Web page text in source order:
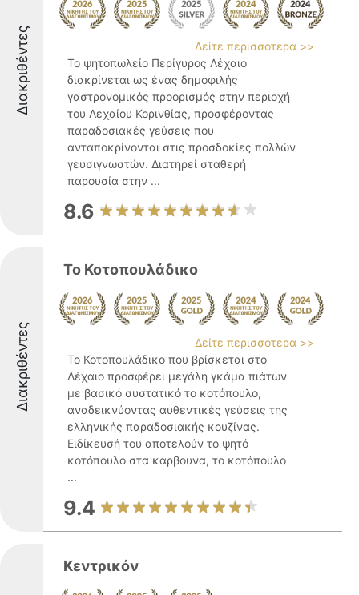
Διακριθέντες
Δείτε περισσότερα >>
Το ψητοπωλείο Περίγυρος Λέχαιο
διακρίνεται ως ένας δημοφιλής
γαστρονομικός προορισμός στην περιοχή
του Λεχαίου Κορινθίας, προσφέροντας
παραδοσιακές γεύσεις που
ανταποκρίνονται στις προσδοκίες πολλών
γευσιγνωστών. Διατηρεί σταθερή
παρουσία στην ...
8.6
Διακριθέντες
Το Κοτοπουλάδικο
Δείτε περισσότερα >>
Το Κοτοπουλάδικο που βρίσκεται στο
Λέχαιο προσφέρει μεγάλη γκάμα πιάτων
με βασικό συστατικό το κοτόπουλο,
αναδεικνύοντας αυθεντικές γεύσεις της
ελληνικής παραδοσιακής κουζίνας.
Ειδίκευσή του αποτελούν το ψητό
κοτόπουλο στα κάρβουνα, το κοτόπουλο
...
9.4
Κεντρικόν